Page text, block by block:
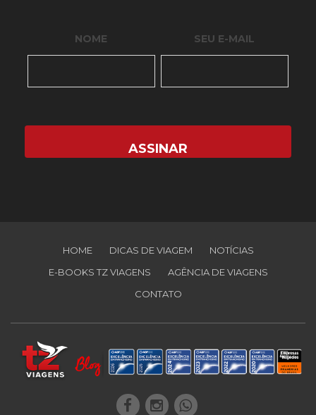
NOME SEU E-MAIL
HOME DICAS DE VIAGEM
NOTÍCIAS
E-BOOKS TZ VIAGENS
AGÊNCIA DE VIAGENS
CONTATO